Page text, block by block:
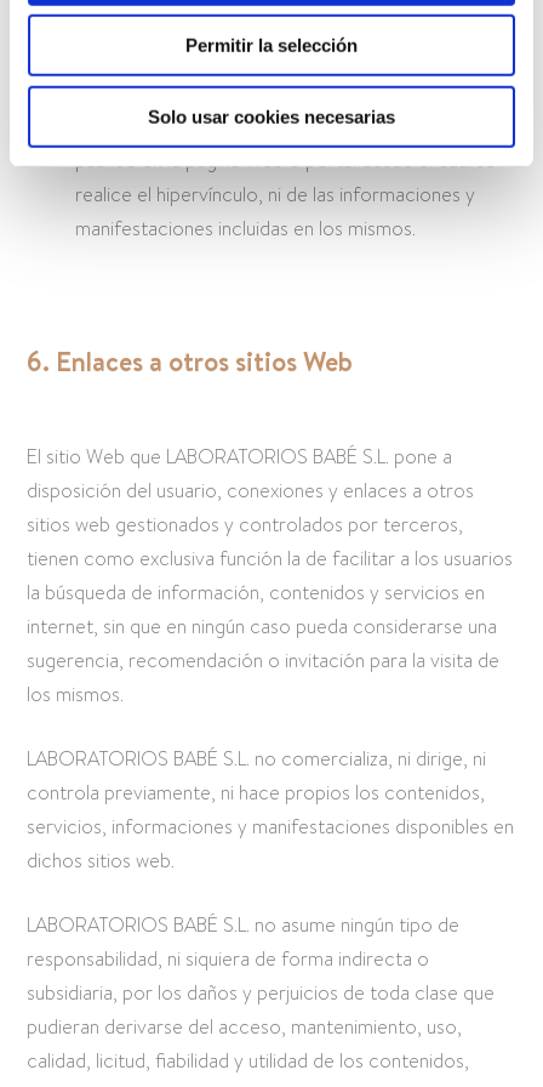
Permitir la selección
Solo usar cookies necesarias
servicios y contenidos ofrecidos en dicha página
web o portal.
LABORATORIOS BABÉ S.L. no será responsable de
los contenidos o servicios puestos a disposición del
público en la página Web o portal desde el cual se
realice el hipervínculo, ni de las informaciones y
manifestaciones incluidas en los mismos.
6. Enlaces a otros sitios Web
El sitio Web que LABORATORIOS BABÉ S.L. pone a
disposición del usuario, conexiones y enlaces a otros
sitios web gestionados y controlados por terceros,
tienen como exclusiva función la de facilitar a los usuarios
la búsqueda de información, contenidos y servicios en
internet, sin que en ningún caso pueda considerarse una
sugerencia, recomendación o invitación para la visita de
los mismos.
LABORATORIOS BABÉ S.L. no comercializa, ni dirige, ni
controla previamente, ni hace propios los contenidos,
servicios, informaciones y manifestaciones disponibles en
dichos sitios web.
LABORATORIOS BABÉ S.L. no asume ningún tipo de
responsabilidad, ni siquiera de forma indirecta o
subsidiaria, por los daños y perjuicios de toda clase que
pudieran derivarse del acceso, mantenimiento, uso,
calidad, licitud, fiabilidad y utilidad de los contenidos,